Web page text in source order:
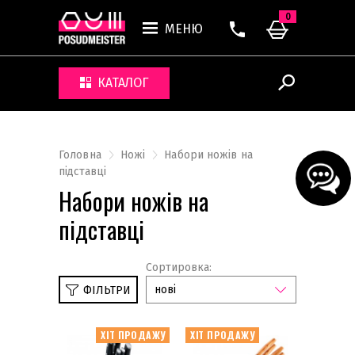
МЕНЮ
КАТАЛОГ
0
Головна Ножі
Набори ножів на
підставці
Набори ножів на
підставці
Сортировка:
нові
ФІЛЬТРИ
Набори ножів без підставки
ХІТ ПРОДАЖУ ХІТ ПРОДАЖУ